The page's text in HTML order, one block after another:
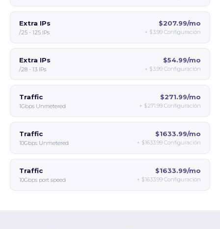
Extra IPs
/25 - 125 IPs
$207.99/mo
+ $3.99 Configuración
Extra IPs
/28 - 13 IPs
$54.99/mo
+ $3.99 Configuración
Traffic
1Gbps Unmetered
$271.99/mo
+ $271.99 Configuración
Traffic
10Gbps Unmetered
$1633.99/mo
+ $1633.99 Configuración
Traffic
10Gbps port speed
$1633.99/mo
+ $1633.99 Configuración